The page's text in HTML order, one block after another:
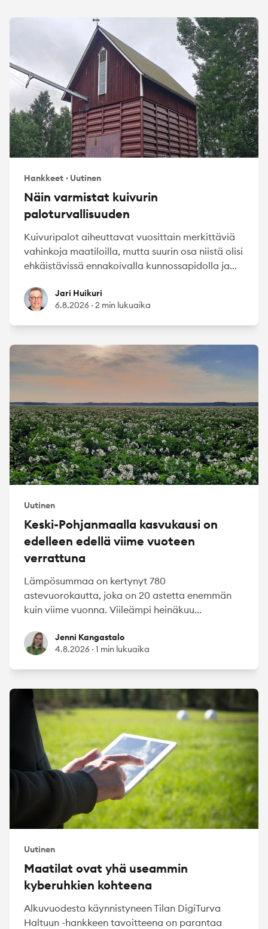
Hankkeet · Uutinen
Näin varmistat kuivurin
paloturvallisuuden
Kuivuripalot aiheuttavat vuosittain merkittäviä
vahinkoja maatiloilla, mutta suurin osa niistä olisi
ehkäistävissä ennakoivalla kunnossapidolla ja...
Jari HuikuriJari Huikuri
6.8.2026 · 2 min lukuaika
Uutinen
Keski-Pohjanmaalla kasvukausi on
edelleen edellä viime vuoteen
verrattuna
Lämpösummaa on kertynyt 780
astevuorokautta, joka on 20 astetta enemmän
kuin viime vuonna. Viileämpi heinäkuu...
Jenni Kangastalo
Jenni Kangastalo
4.8.2026 · 1 min lukuaika
Uutinen
Maatilat ovat yhä useammin
kyberuhkien kohteena
Alkuvuodesta käynnistyneen Tilan DigiTurva
Haltuun -hankkeen tavoitteena on parantaa